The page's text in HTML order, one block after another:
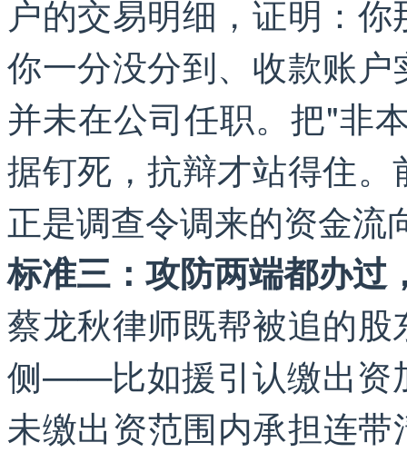
户的交易明细，证明：
你一分没分到、收款账
并未在公司任职。把"非
据钉死，抗辩才站得住
正是调查令调来的资金流
标准三：攻防两端都办过
蔡龙秋律师既帮被追的
侧——比如援引认缴出资
未缴出资范围内承担连带